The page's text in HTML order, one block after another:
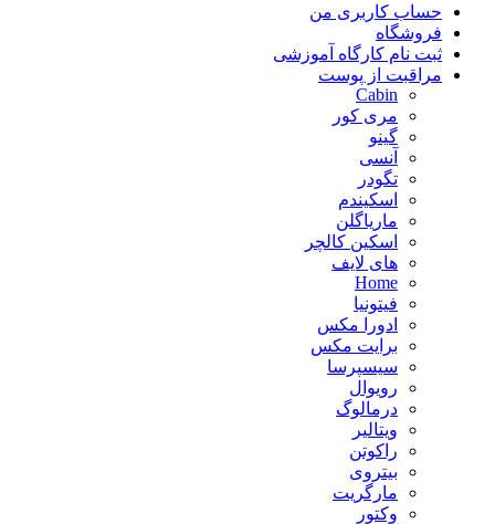
حساب کاربری من
فروشگاه
ثبت نام کارگاه آموزشی
مراقبت از پوست
Cabin
مری کور
گینو
آنسی
تگودر
اسکیندم
ماریاگلن
اسکین کالچر
های لایف
Home
فیتونیا
ادورا مکس
برایت مکس
سیسپرسا
رویوال
درمالوگ
ویتالیر
راکوتن
بیتروی
مارگریت
وکتور